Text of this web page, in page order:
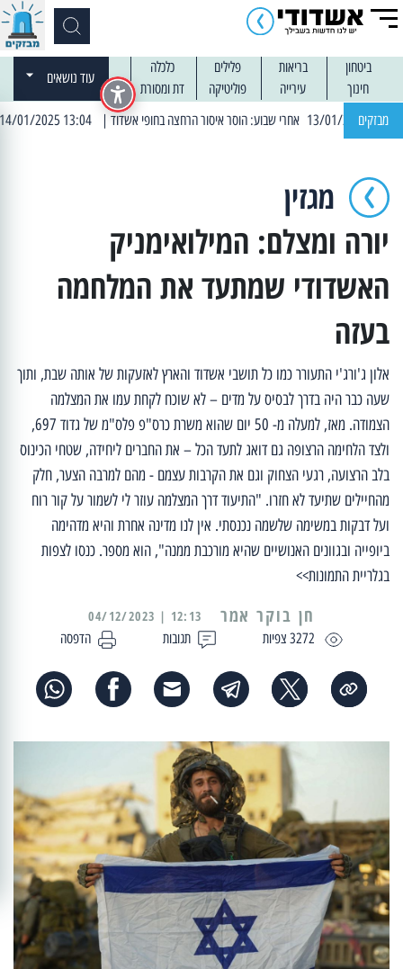
ביטחון בריאות פלילים
כלכלה
חינוך
עירייה פוליטיקה דת ומסורת
עוד נושאים
מבזקים | 13:04 14/01/2025 עובדים בלילות: עבודות קרצוף וריבוד אספלט
מגזין
יורה ומצלם: המילואימניק
האשדודי שמתעד את המלחמה
בעזה
אלון ג'ורג'י התעורר כמו כל תושבי אשדוד והארץ לאזעקות של אותה שבת, ותוך
שעה כבר היה בדרך לבסיס על מדים – לא שוכח לקחת עמו את המצלמה
הצמודה. מאז, למעלה מ- 50 יום שהוא משרת כרס"פ פלס"מ של גדוד 697,
ולצד הלחימה הרצופה גם דואג לתעד הכל – את החברים ליחידה, שטחי הכינוס
בלב הרצועה, רגעי הצחוק וגם את הקרבות עצמם - מהם למרבה הצער, חלק
מהחיילים שתיעד לא חזרו. "התיעוד דרך המצלמה עוזר לי לשמור על קור רוח
ועל דבקות במשימה שלשמה נכנסתי. אין לנו מדינה אחרת והיא מדהימה
ביופייה ובגוונים האנושיים שהיא מורכבת ממנה", הוא מספר. כנסו לצפות
בגלריית התמונות>>
3272 צפיות תגובות הדפסה
12:13 | 04/12/2023